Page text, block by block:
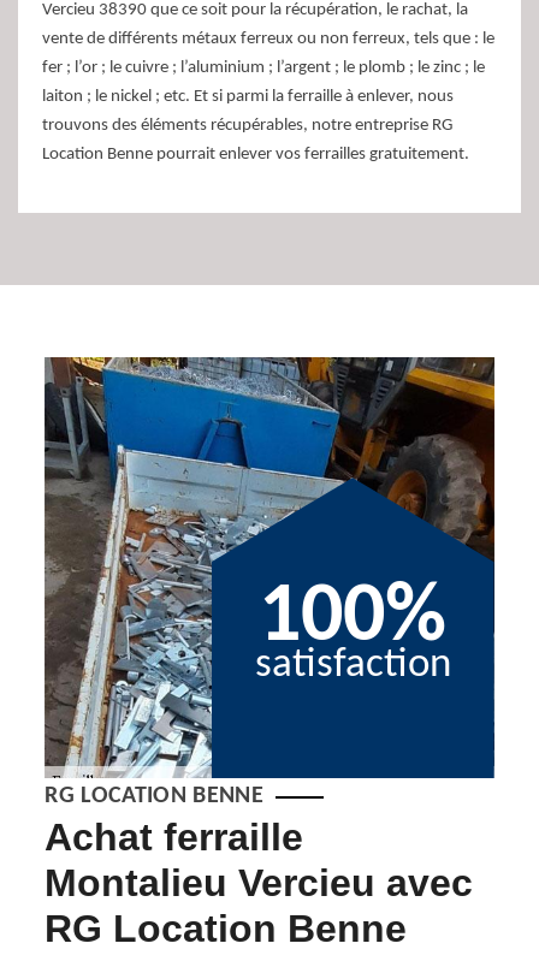
Vercieu 38390 que ce soit pour la récupération, le rachat, la
vente de différents métaux ferreux ou non ferreux, tels que : le
fer ; l’or ; le cuivre ; l’aluminium ; l’argent ; le plomb ; le zinc ; le
laiton ; le nickel ; etc. Et si parmi la ferraille à enlever, nous
trouvons des éléments récupérables, notre entreprise RG
Location Benne pourrait enlever vos ferrailles gratuitement.
100%
satisfaction
RG LOCATION BENNE
Achat ferraille
Montalieu Vercieu avec
RG Location Benne